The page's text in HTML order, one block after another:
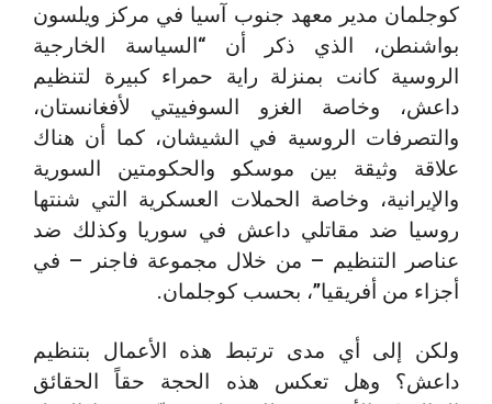
كوجلمان مدير معهد جنوب آسيا في مركز ويلسون
بواشنطن، الذي ذكر أن “السياسة الخارجية
الروسية كانت بمنزلة راية حمراء كبيرة لتنظيم
داعش، وخاصة الغزو السوفييتي لأفغانستان،
والتصرفات الروسية في الشيشان، كما أن هناك
علاقة وثيقة بين موسكو والحكومتين السورية
والإيرانية، وخاصة الحملات العسكرية التي شنتها
روسيا ضد مقاتلي داعش في سوريا وكذلك ضد
عناصر التنظيم – من خلال مجموعة فاجنر – في
أجزاء من أفريقيا”، بحسب كوجلمان.
ولكن إلى أي مدى ترتبط هذه الأعمال بتنظيم
داعش؟ وهل تعكس هذه الحجة حقاً الحقائق